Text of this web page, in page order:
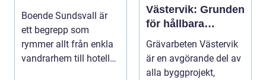
Boende Sundsvall är
ett begrepp som
rymmer allt från enkla
vandrarhem till hotell
Västervik: Grunden
för hållbara
byggprojekt
Grävarbeten Västervik
är en avgörande del av
alla byggprojekt,